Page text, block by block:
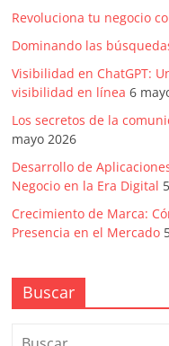
Revoluciona tu negocio
Dominando las
Visibilidad en ChatGPT:
visibilidad en línea 6
Los secretos de la
mayo 2026
Desarrollo de
Negocio en la Era Digital
Crecimiento de Marca:
Presencia en el Mercado
Buscar